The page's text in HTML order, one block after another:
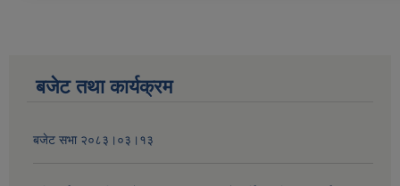
बजेट तथा कार्यक्रम
बजेट सभा २०८३।०३।१३